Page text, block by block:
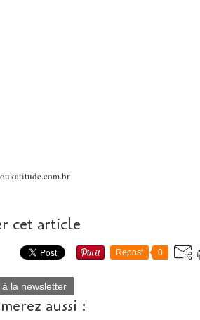
cet article
Repost 0
la newsletter
aussi :